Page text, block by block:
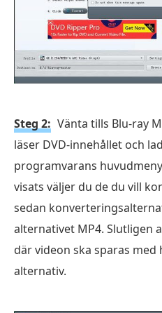
Steg 2: Vänta tills Blu-ray
läser DVD-innehållet och
programvarans
visats väljer du de du vill
sedan
alternativet MP4. Slutligen
där videon ska sparas med
alternativ.